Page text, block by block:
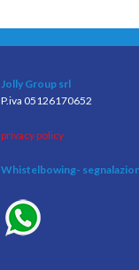
Jolly Group srl
P.iva 05126170652
privacy policy
Whistelbowing-